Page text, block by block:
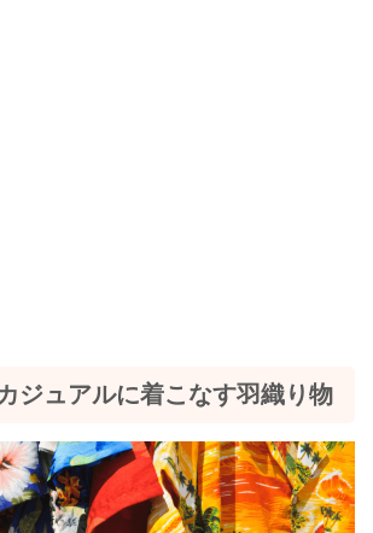
ジュアルに着こなす羽織り物